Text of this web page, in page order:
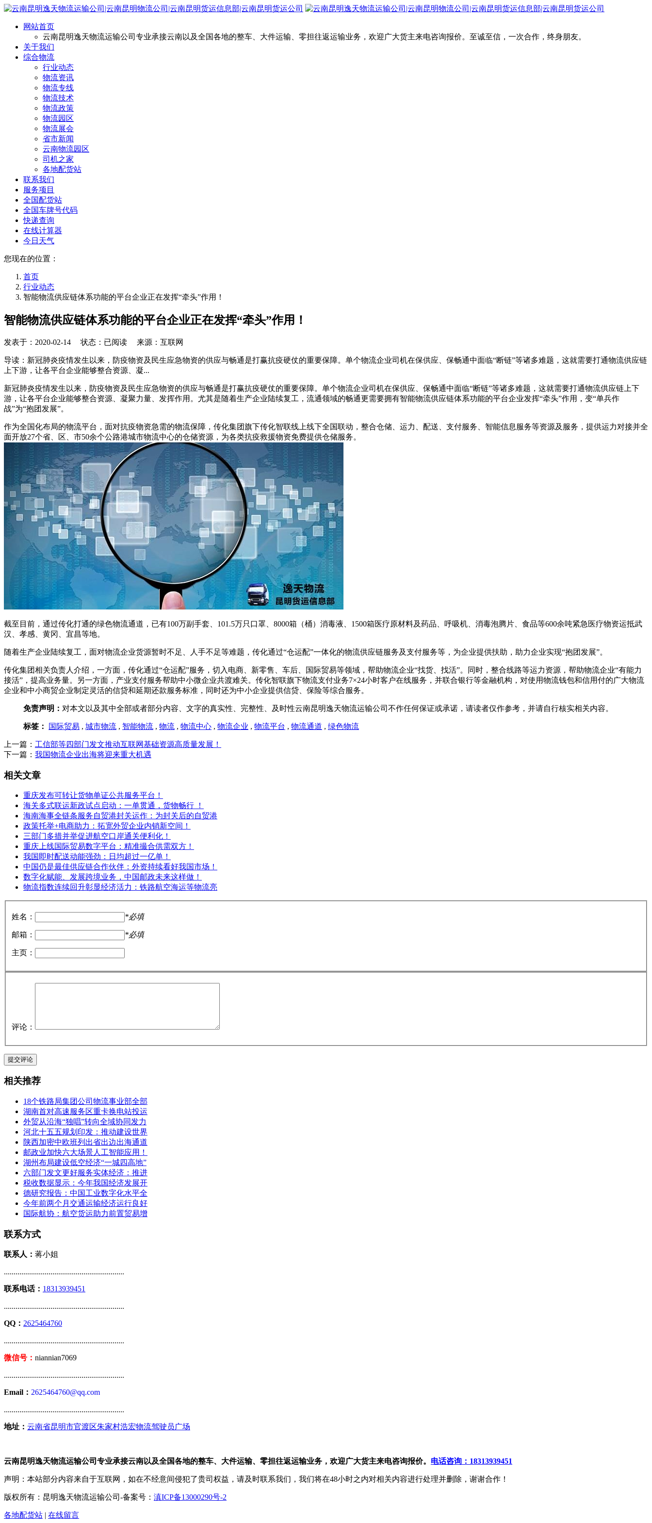
网站首页
云南昆明逸天物流运输公司专业承接云南以及全国各地的整车、大件运输、零担往返运输业务，欢迎广大货主来电咨询报价。至诚至信，一次合作，终身朋友。
关于我们
综合物流
行业动态
物流资讯
物流专线
物流技术
物流政策
物流园区
物流展会
省市新闻
云南物流园区
司机之家
各地配货站
联系我们
服务项目
全国配货站
全国车牌号代码
快递查询
在线计算器
今日天气
您现在的位置：
首页
行业动态
智能物流供应链体系功能的平台企业正在发挥“牵头”作用！
智能物流供应链体系功能的平台企业正在发挥“牵头”作用！
发表于： 2020-02-14 状态：已阅读 来源：互联网
导读：新冠肺炎疫情发生以来，防疫物资及民生应急物资的供应与畅通是打赢抗疫硬仗的重要保障。单个物流企业司机在保供应、保畅通中面临“断链”等诸多难题，这就需要打通物流供应链
上下游，让各平台企业能够整合资源、凝...
新冠肺炎疫情发生以来，防疫物资及民生应急物资的供应与畅通是打赢抗疫硬仗的重要保障。单个物流企业司机在保供应、保畅通中面临“断链”等诸多难题，这就需要打通物流供应链上下
游，让各平台企业能够整合资源、凝聚力量、发挥作用。尤其是随着生产企业陆续复工，流通领域的畅通更需要拥有智能物流供应链体系功能的平台企业发挥“牵头”作用，变“单兵作
战”为“抱团发展”。
作为全国化布局的物流平台，面对抗疫物资急需的物流保障，传化集团旗下传化智联线上线下全国联动，整合仓储、运力、配送、支付服务、智能信息服务等资源及服务，提供运力对接并全
面开放27个省、区、市50余个公路港城市物流中心的仓储资源，为各类抗疫救援物资免费提供仓储服务。
截至目前，通过传化打通的绿色物流通道，已有100万副手套、101.5万只口罩、8000箱（桶）消毒液、1500箱医疗原材料及药品、呼吸机、消毒泡腾片、食品等600余吨紧急医疗物资运抵武
汉、孝感、黄冈、宜昌等地。
随着生产企业陆续复工，面对物流企业货源暂时不足、人手不足等难题，传化通过“仓运配”一体化的物流供应链服务及支付服务等，为企业提供扶助，助力企业实现“抱团发展”。
传化集团相关负责人介绍，一方面，传化通过“仓运配”服务，切入电商、新零售、车后、国际贸易等领域，帮助物流企业“找货、找活”。同时，整合线路等运力资源，帮助物流企业“有能力
接活”，提高业务量。另一方面，产业支付服务帮助中小微企业共渡难关。传化智联旗下物流支付业务7×24小时客户在线服务，并联合银行等金融机构，对使用物流钱包和信用付的广大物流
企业和中小商贸企业制定灵活的信贷和延期还款服务标准，同时还为中小企业提供信贷、保险等综合服务。
免责声明： 对本文以及其中全部或者部分内容、文字的真实性、完整性、及时性云南昆明逸天物流运输公司不作任何保证或承诺，请读者仅作参考，并请自行核实相关内容。
标签： 国际贸易 , 城市物流 , 智能物流 , 物流 , 物流中心 , 物流企业 , 物流平台 , 物流通道 , 绿色物流
上一篇： 工信部等四部门发文推动互联网基础资源高质量发展！
下一篇： 我国物流企业出海将迎来重大机遇
相关文章
重庆发布可转让货物单证公共服务平台！
海关多式联运新政试点启动：一单贯通，货物畅行 ！
海南海事全链条服务自贸港封关运作：为封关后的自贸港
政策托举+电商助力：拓宽外贸企业内销新空间！
三部门多措并举促进航空口岸通关便利化！
重庆上线国际贸易数字平台：精准撮合供需双方！
我国即时配送动能强劲：日均超过一亿单！
中国仍是最佳供应链合作伙伴：外资持续看好我国市场！
数字化赋能、发展跨境业务，中国邮政未来这样做！
物流指数连续回升彰显经济活力：铁路航空海运等物流亮
姓名： *必填
邮箱： *必填
主页：
评论：
相关推荐
18个铁路局集团公司物流事业部全部
湖南首对高速服务区重卡换电站投运
外贸从沿海“独唱”转向全域协同发力
河北十五五规划印发：推动建设世界
陕西加密中欧班列出省出边出海通道
邮政业加快六大场景人工智能应用！
湖州布局建设低空经济“一城四高地”
六部门发文更好服务实体经济：推进
税收数据显示：今年我国经济发展开
德研究报告：中国工业数字化水平全
今年前两个月交通运输经济运行良好
国际航协：航空货运助力前置贸易增
联系方式
联系人： 蒋小姐
..............................................................
联系电话： 18313939451
..............................................................
QQ： 2625464760
..............................................................
微信号： niannian7069
..............................................................
Email： 2625464760@qq.com
..............................................................
地址： 云南省昆明市官渡区朱家村浩宏物流驾驶员广场
云南昆明逸天物流运输公司专业承接云南以及全国各地的整车、大件运输、零担往返运输业务，欢迎广大货主来电咨询报价。 电话咨询：18313939451
声明：本站部分内容来自于互联网，如在不经意间侵犯了贵司权益，请及时联系我们，我们将在48小时之内对相关内容进行处理并删除，谢谢合作！
版权所有：昆明逸天物流运输公司-备案号： 滇ICP备13000290号-2
各地配货站 | 在线留言